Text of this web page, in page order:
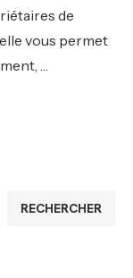
de
vous permet
…
RECHERCHER